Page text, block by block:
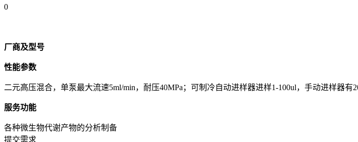
0
厂商及型号
性能参数
二元高压混合，单泵最大流速5ml/min，耐压40MPa；可制冷自动进样器进样1-100ul，手动进样器
服务功能
各种微生物代谢产物的分析制备
提交需求